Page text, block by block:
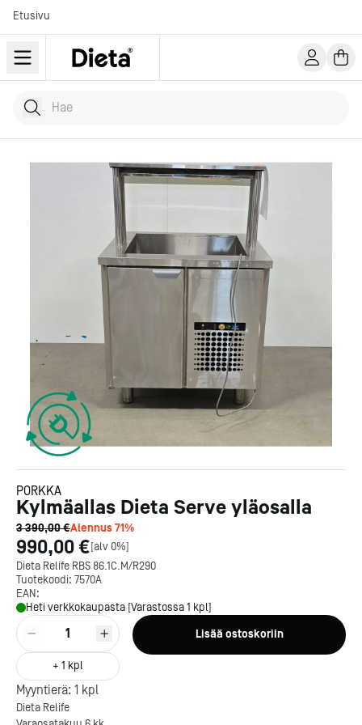
Etusivu
Hae tuotteita
Kirjoita hakusana...
PORKKA
Kylmäallas Dieta Serve yläosalla
3 390,00 €Alennus71%
990,00 €[alv 0%]
Dieta Relife RBS 86.1C.M/R290
Tuotekoodi: 7570A
EAN:
Heti verkkokaupasta [Varastossa 1 kpl]
1
+ 1 kpl
Lisää ostoskoriin
Myyntierä: 1 kpl
Dieta Relife